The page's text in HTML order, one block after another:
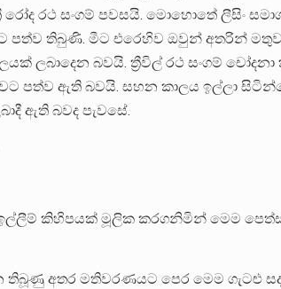
රථ සංගම් පවසයි. මොහොතේ ලීසිං
පත්ව තිබුණි. මීට එරෙහිව ඔවුන් අතරින්
ලබාදෙන බවයි. ත්‍රීවිල් රථ සංගම් චෝදනා
පත්ව ඇති බවයි. සහන කාලය ඉල්ලා
ඇති බවද පැවසේ.
කිහිපයක් මූලික කරගනිමින් මෙම
තිබූණු අතර මතිවරණයට පෙර මෙම ගැටළු